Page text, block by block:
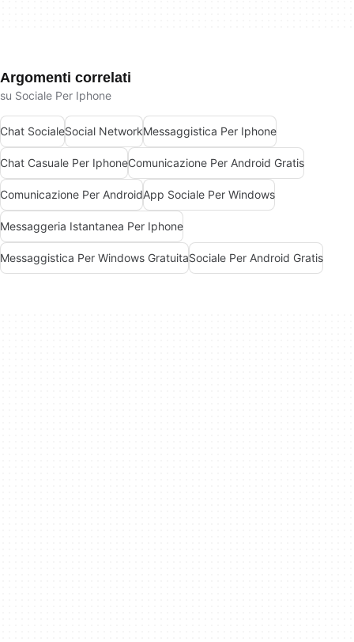
Argomenti correlati
su Sociale Per Iphone
Chat SocialeSocial NetworkMessaggistica Per Iphone
Chat Casuale Per IphoneComunicazione Per Android Gratis
Comunicazione Per AndroidApp Sociale Per Windows
Messaggeria Istantanea Per Iphone
Messaggistica Per Windows GratuitaSociale Per Android Gratis